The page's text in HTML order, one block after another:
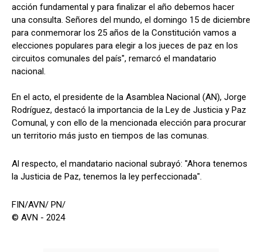
acción fundamental y para finalizar el año debemos hacer
una consulta. Señores del mundo, el domingo 15 de diciembre
para conmemorar los 25 años de la Constitución vamos a
elecciones populares para elegir a los jueces de paz en los
circuitos comunales del país", remarcó el mandatario
nacional.
En el acto, el presidente de la Asamblea Nacional (AN), Jorge
Rodríguez, destacó la importancia de la Ley de Justicia y Paz
Comunal, y con ello de la mencionada elección para procurar
un territorio más justo en tiempos de las comunas.
Al respecto, el mandatario nacional subrayó: "Ahora tenemos
la Justicia de Paz, tenemos la ley perfeccionada".
FIN/AVN/ PN/
© AVN - 2024